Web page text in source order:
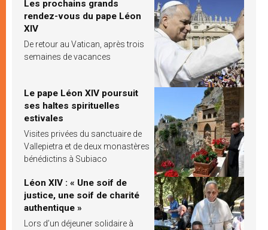
Les prochains grands
rendez-vous du pape Léon
XIV
De retour au Vatican, après trois
semaines de vacances
Le pape Léon XIV poursuit
ses haltes spirituelles
estivales
Visites privées du sanctuaire de
Vallepietra et de deux monastères
bénédictins à Subiaco
Léon XIV : « Une soif de
justice, une soif de charité
authentique »
Lors d’un déjeuner solidaire à